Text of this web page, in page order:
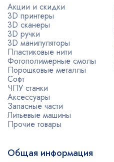
Акции и скидки
3D принтеры
3D сканеры
3D ручки
3D манипуляторы
Пластиковые нити
Фотополимерные смолы
Порошковые металлы
Софт
ЧПУ станки
Аксессуары
Запасные части
Литьевые машины
Прочие товары
Общая информация